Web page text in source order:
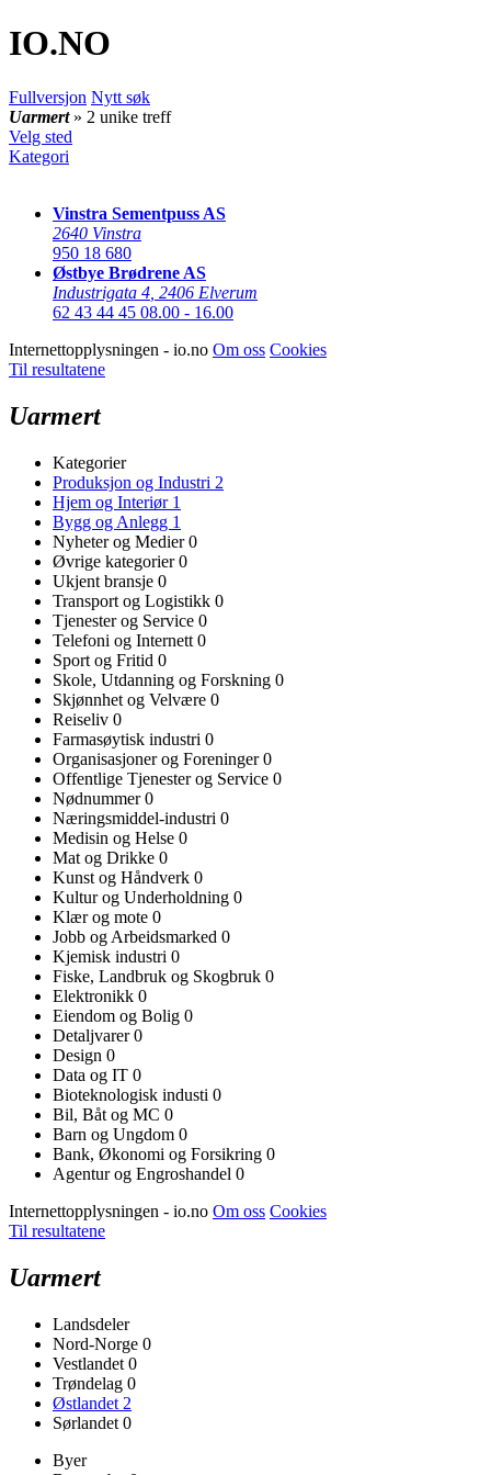
IO.NO
Fullversjon Nytt søk
Uarmert » 2 unike treff
Velg sted
Kategori
Vinstra Sementpuss AS
2640 Vinstra
950 18 680
Østbye Brødrene AS
Industrigata 4 2406 Elverum
62 43 44 45 08.00 - 16.00
Internettopplysningen - io.no Om oss Cookies
Til resultatene
Uarmert
Kategorier
Produksjon og Industri 2
Hjem og Interiør 1
Bygg og Anlegg 1
Nyheter og Medier0
Øvrige kategorier0
Ukjent bransje 0
Transport og Logistikk 0
Tjenester og Service 0
Telefoni og Internett 0
Sport og Fritid 0
Skole, Utdanning og Forskning 0
Skjønnhet og Velvære 0
Reiseliv 0
Farmasøytisk industri 0
Organisasjoner og Foreninger0
Offentlige Tjenester og Service 0
Nødnummer0
Næringsmiddel-industri 0
Medisin og Helse 0
Mat og Drikke 0
Kunst og Håndverk 0
Kultur og Underholdning 0
Klær og mote 0
Jobb og Arbeidsmarked 0
Kjemisk industri 0
Fiske, Landbruk og Skogbruk 0
Elektronikk 0
Eiendom og Bolig 0
Detaljvarer0
Design 0
Data og IT 0
Bioteknologisk industi 0
Bil, Båt og MC 0
Barn og Ungdom 0
Bank, Økonomi og Forsikring 0
Agentur og Engroshandel 0
Internettopplysningen - io.no Om oss Cookies
Til resultatene
Uarmert
Landsdeler
Nord-Norge 0
Vestlandet 0
Trøndelag 0
Østlandet 2
Sørlandet 0
Byer